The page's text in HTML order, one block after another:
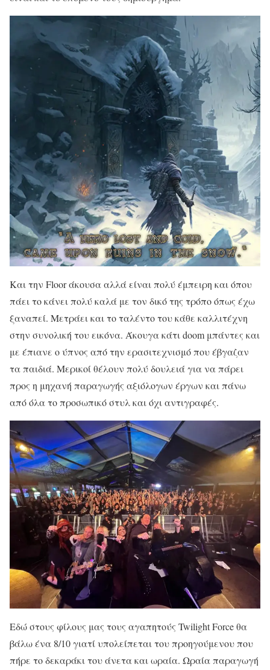
Και την Floor άκουσα αλλά είναι πολύ έμπειρη και όπου
πάει το κάνει πολύ καλά με τον δικό της τρόπο όπως έχω
ξαναπεί. Μετράει και το ταλέντο του κάθε καλλιτέχνη
στην συνολική του εικόνα. Άκουγα κάτι doom μπάντες και
με έπιανε ο ύπνος από την ερασιτεχνισμό που έβγαζαν
τα παιδιά. Μερικοί θέλουν πολύ δουλειά για να πάρει
προς η μηχανή παραγωγής αξιόλογων έργων και πάνω
από όλα το προσωπικό στυλ και όχι αντιγραφές.
Εδώ στους φίλους μας τους αγαπητούς Twilight Force θα
βάλω ένα 8/10 γιατί υπολείπεται του προηγούμενου που
πήρε το δεκαράκι του άνετα και ωραία. Ωραία παραγωγή